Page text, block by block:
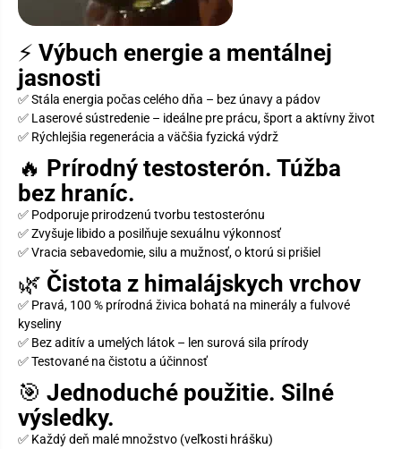
⚡ Výbuch energie a mentálnej
jasnosti
✅ Stála energia počas celého dňa – bez únavy a pádov
✅ Laserové sústredenie – ideálne pre prácu, šport a aktívny život
✅ Rýchlejšia regenerácia a väčšia fyzická výdrž
🔥 Prírodný testosterón. Túžba
bez hraníc.
✅ Podporuje prirodzenú tvorbu testosterónu
✅ Zvyšuje libido a posilňuje sexuálnu výkonnosť
✅ Vracia sebavedomie, silu a mužnosť, o ktorú si prišiel
🌿 Čistota z himalájskych vrchov
✅ Pravá, 100 % prírodná živica bohatá na minerály a fulvové
kyseliny
✅ Bez aditív a umelých látok – len surová sila prírody
✅ Testované na čistotu a účinnosť
🎯 Jednoduché použitie. Silné
výsledky.
✅ Každý deň malé množstvo (veľkosti hrášku)